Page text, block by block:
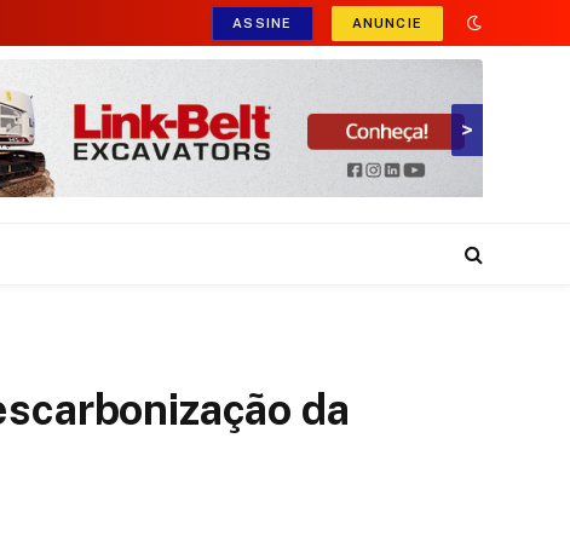
ASSINE ANUNCIE
>
da